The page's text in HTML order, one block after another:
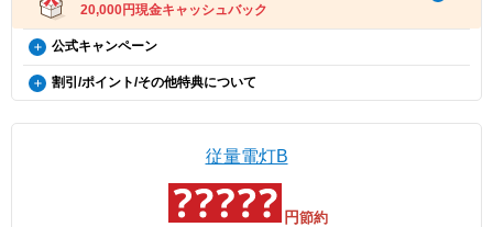
20,000円現金キャッシュバック
エバーグリーン・リテイリング×エネチェンジ キャッシュ
バック特典（12カ月間の電気料金支払い額がキャッシュバ
ック金額を超える方限定）（今のお住まいで電気の切り替
エネチェンジのオンラインサービス経由で「エバー
グリーン・リテイリング」に申し込んだ方に、
20,000円のキャッシュバックを行います。
公式キャンペーン
電気・ガス料金支援
政府の「電気・ガス料金支援」の一環として、2026年8月分（7月使用
ご利用中のすべての方が対象となり、別途お申し込みは不要です。
割引/ポイント/その他特典について
・24時間365日、お電話受付を行っております
・新たに本サービスのお申込み手続き等は不要です
・本サービスのご提供対象エリアは全国です（沖縄、一部離島を除く）
・不具合箇所の原因調査・応急処置は無料です（※）
従量電灯B
円節約